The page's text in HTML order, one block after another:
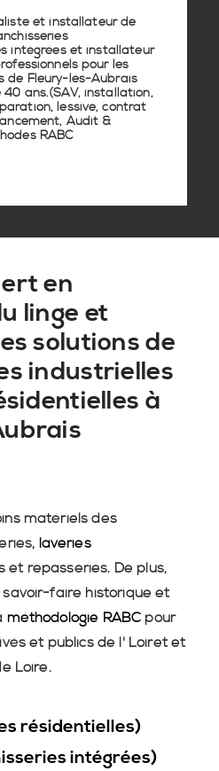
et installateur de
intégrées etinstallateur
pour les
de Fleury-les-Aubrais
ans.(SAV, installation,
lessive, contrat
Audit &
RABC
en
linge et
solutions de
industrielles
à
matériels des
laveries
et repasseries. De plus,
savoir-faire historique et
méthodologie RABC pour
et publics de l' Loiret et
Loire.
résidentielles)
intégrées)